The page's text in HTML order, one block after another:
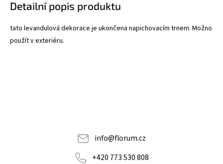
Detailní popis produktu
tato levandulová dekorace je ukončena napichovacím trnem. Možno
použít v exteriéru.
info@florum.cz
+420 773 530 808